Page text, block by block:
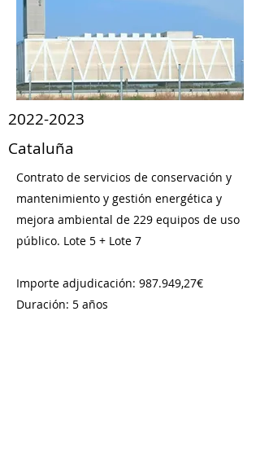
2022-2023
Cataluña
Contrato de servicios de conservación y
mantenimiento y gestión energética y
mejora ambiental de 229 equipos de uso
público. Lote 5 + Lote 7
Importe adjudicación: 987.949,27€
Duración: 5 años